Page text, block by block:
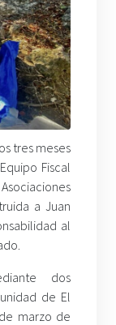
tres meses
Fiscal
a Juan
al
dos
de El
marzo de